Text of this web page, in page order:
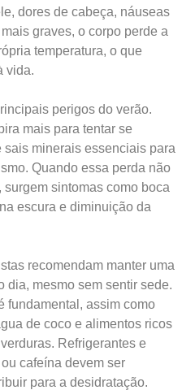
dores de cabeça, náuseas
graves, o corpo perde a
temperatura, o que
vida.
perigos do verão.
mais para tentar se
sais minerais essenciais para
Quando essa perda não
sintomas como boca
escura e diminuição da
recomendam manter uma
dia, mesmo sem sentir sede.
fundamental, assim como
de coco e alimentos ricos
Refrigerantes e
cafeína devem ser
para a desidratação.